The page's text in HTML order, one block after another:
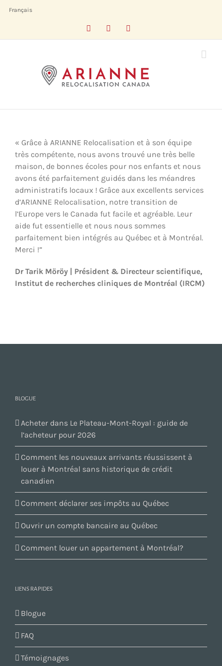
Français
FacebookLinkedIn
« Grâce à ARIANNE Relocalisation et à son équipe
très compétente, nous avons trouvé une très belle
maison, de bonnes écoles pour nos enfants et nous
avons été parfaitement guidés dans les méandres
administratifs locaux ! Grâce aux excellents services
d’ARIANNE Relocalisation, notre transition de
l’Europe vers le Canada fut facile et agréable. Leur
aide fut essentielle et nous nous sommes
parfaitement bien intégrés au Québec et à Montréal.
Merci !”
Dr Tarik Möröy | Président & Directeur scientifique,
Institut de recherches cliniques de Montréal (IRCM)
BLOGUE
Acheter dans Le Plateau-Mont-Royal : guide de
l’acheteur pour 2026
Comment les nouveaux arrivants réussissent à
louer à Montréal sans historique de crédit
canadien
Comment déclarer ses impôts au Québec
Ouvrir un compte bancaire au Québec
Comment louer un appartement à Montréal?
LIENS RAPIDES
Blogue
FAQ
Témoignages